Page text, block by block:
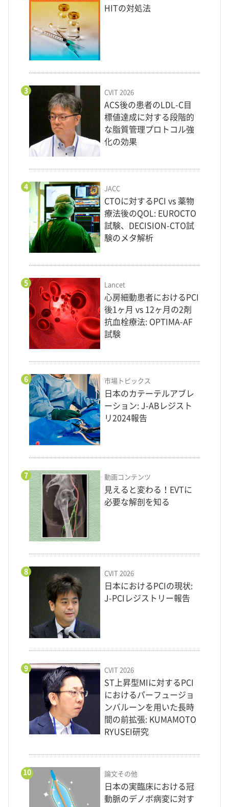
HITの対処法
3 CVIT 2026
ACS後の患者のLDL-C目
標値達成に対する段階的
な脂質管理プロトコル強
化の効果
4 JACC
CTOに対するPCI vs 薬物
療法後のQOL: EUROCTO
試験、DECISION-CTO試
験のメタ解析
5 Lancet
心房細動患者におけるPCI
後1ヶ月 vs 12ヶ月の2剤
抗血栓療法: OPTIMA-AF
試験
6 市場トピックス
日本のカテーテルアブレ
ーション: J-ABレジスト
リ2024報告
7 動画コンテンツ
見えると変わる！EVTに
必要な解剖を知る
8 CVIT 2026
日本におけるPCIの現状:
J-PCIレジストリー報告
9 CVIT 2026
ST上昇型MIに対するPCI
におけるパーフュージョ
ンバルーンを用いた長時
間の前拡張: KUMAMOTO
RYUSEI研究
10 論文その他
日本の実臨床における冠
動脈のデノボ病変に対す